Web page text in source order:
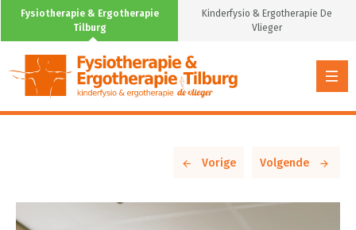
Fysiotherapie & Ergotherapie
Tilburg
Kinderfysio & Ergotherapie De
Vlieger
Vorige Volgende